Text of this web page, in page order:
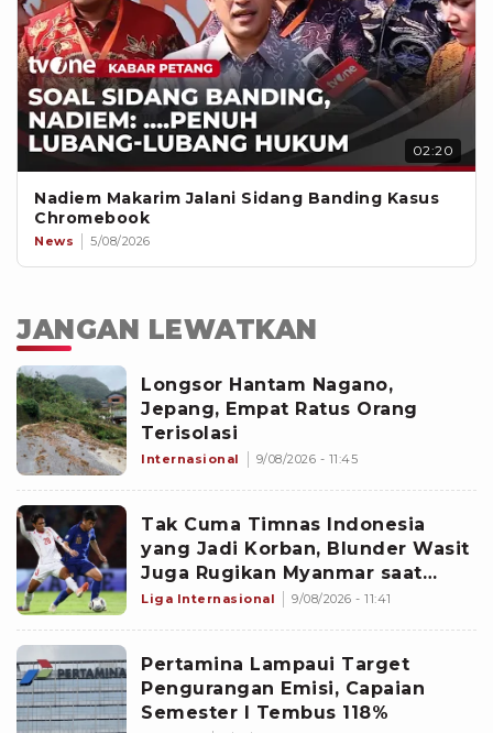
02:20
Nadiem Makarim Jalani Sidang Banding Kasus
Chromebook
News 5/08/2026
JANGAN LEWATKAN
Longsor Hantam Nagano,
Jepang, Empat Ratus Orang
Terisolasi
Internasional 9/08/2026 - 11:45
Tak Cuma Timnas Indonesia
yang Jadi Korban, Blunder Wasit
Juga Rugikan Myanmar saat
Lawan Thailand di Piala AFF 2026
Liga Internasional 9/08/2026 - 11:41
Pertamina Lampaui Target
Pengurangan Emisi, Capaian
Semester I Tembus 118%